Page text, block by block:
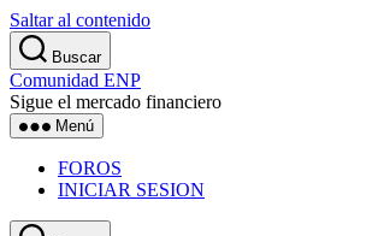
Saltar al contenido
Buscar
Comunidad ENP
Sigue el mercado financiero
Menú
FOROS
INICIAR SESION